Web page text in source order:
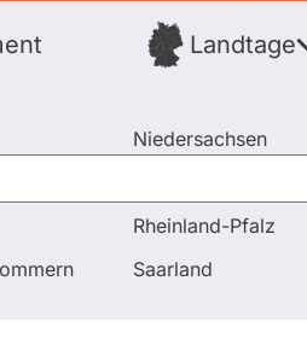
Landtage
Niedersachsen
Rheinland-Pfalz
Saarland